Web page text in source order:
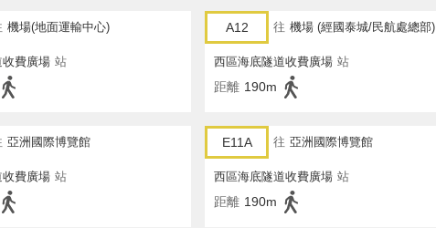
機場(地面運輸中心)
費廣場 站
A12 往 機場 (經國泰城/民航處總部)
西區海底隧道收費廣場 站
距離 190m
亞洲國際博覽館
費廣場 站
E11A 往 亞洲國際博覽館
西區海底隧道收費廣場 站
距離 190m